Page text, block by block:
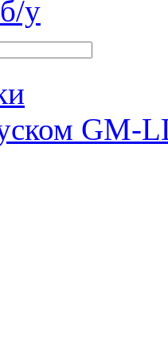
у
GM-